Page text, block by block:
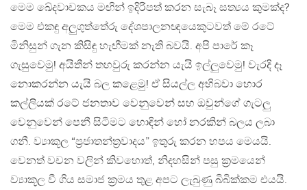
මෙම ඛේදවාචකය මඟින් ඉදිරිපත් කරන සැබෑ සත්‍යය කුමක්ද?
මෙම එකඳු අලුගුත්තේරු දේශපාලනඥයෙකුටවත් මේ රටේ
මිනිසුන් ගැන කිසිඳු හැඟීමක් නැති බවයි. අපි පාරේ කෑ
ගැසුවෙමු! අයිතීන් තහවුරු කරන්න යැයි ඉල්ලුවෙමු! වැරදි දෑ
නොකරන්න යැයි බල කළෙමු! ඒ සියල්ල අභිබවා හොර
කල්ලියක් රටේ ජනතාව වෙනුවෙන් සහ ඔවුන්ගේ ගැටලු
වෙනුවෙන් පෙනී සිටීමට හොඳින් හෝ නරකින් බලය ලබා
ගනී. ව්‍යාකූල “ප්‍රජාතන්ත්‍රවාදය” ඉතුරු කරන හපය මෙයයි.
වෙනත් වචන වලින් කිවහොත්, නිදහසින් පසු ක්‍රමයෙන්
ව්‍යාකූල වී ගිය සමාජ ක්‍රමය තුළ අපට ලැබුණු බිබික්කම එයයි.